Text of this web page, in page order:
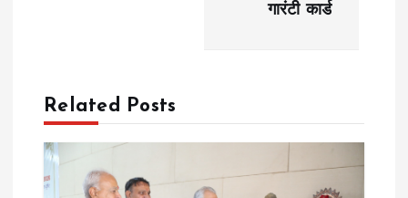
a
v
गारंटी कार्ड
Related Posts